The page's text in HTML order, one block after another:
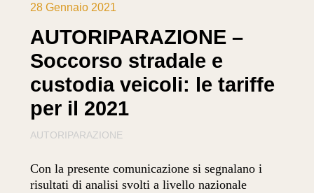
28 Gennaio 2021
AUTORIPARAZIONE –
Soccorso stradale e
custodia veicoli: le tariffe
per il 2021
AUTORIPARAZIONE
Con la presente comunicazione si segnalano i
risultati di analisi svolti a livello nazionale